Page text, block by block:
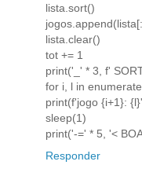
lista.sort()
lista.clear()
tot += 1
print('_' * 3, f'
for i, l in
print(f'jogo {i+1}:
sleep(1)
print('-=' * 5, '<
Responder